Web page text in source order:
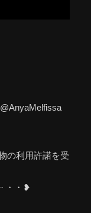
の利用許諾を受
・・❥